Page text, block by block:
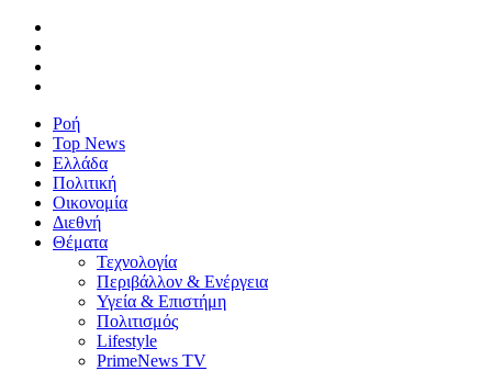
Ροή
Top News
Ελλάδα
Πολιτική
Οικονομία
Διεθνή
Θέματα
Τεχνολογία
Περιβάλλον & Ενέργεια
Υγεία & Επιστήμη
Πολιτισμός
Lifestyle
PrimeNews TV